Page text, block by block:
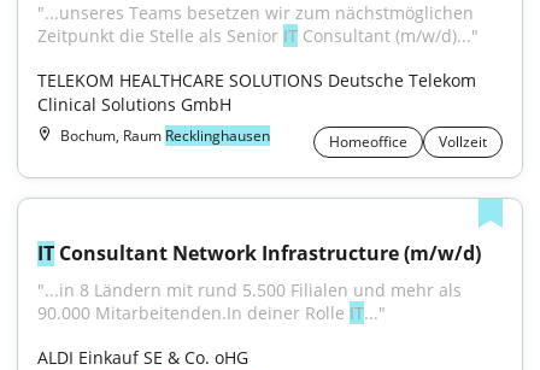
"...unseres Teams besetzen wir zum nächstmöglichen
Zeitpunkt die Stelle als Senior IT Consultant (m/w/d)..."
TELEKOM HEALTHCARE SOLUTIONS Deutsche Telekom
Clinical Solutions GmbH
Bochum, Raum Recklinghausen Homeoffice Vollzeit
IT Consultant Network Infrastructure (m/w/d)
"...in 8 Ländern mit rund 5.500 Filialen und mehr als
90.000 Mitarbeitenden.In deiner Rolle IT..."
ALDI Einkauf SE & Co. oHG